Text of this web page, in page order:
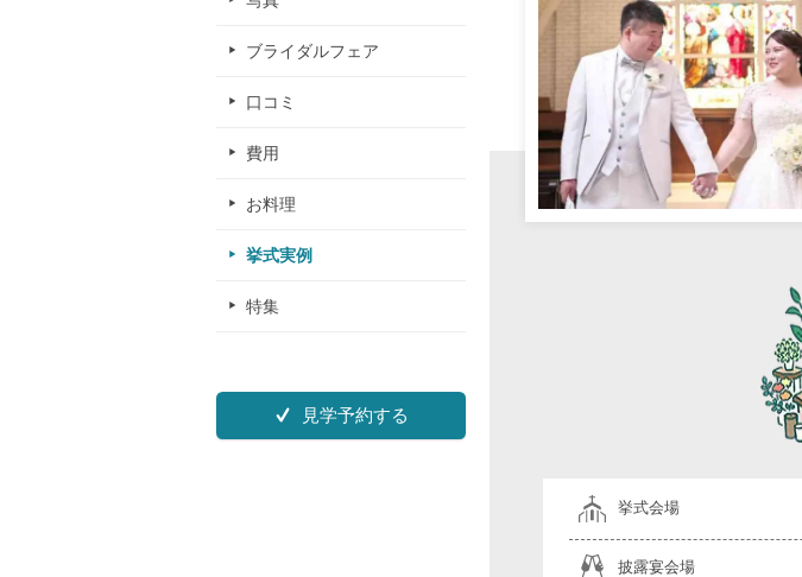
ブライダルフェア
口コミ
費用
お料理
挙式実例
特集
見学予約する
挙式会場
披露宴会場